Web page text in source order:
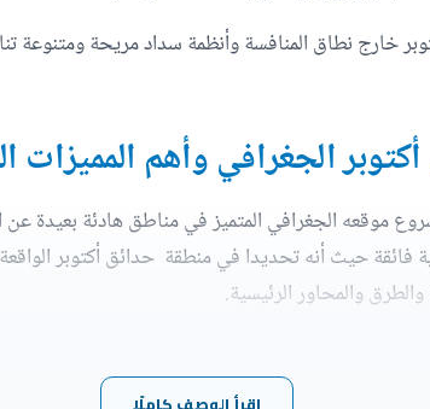
خارج نطاق المنافسة وأنظمة سداد مريحة ومتنوعة
الجغرافي وأهم المميزات
موقعه الجغرافي المتميز في مناطق هادئة بعيدة
والمحاور الرئيسية.